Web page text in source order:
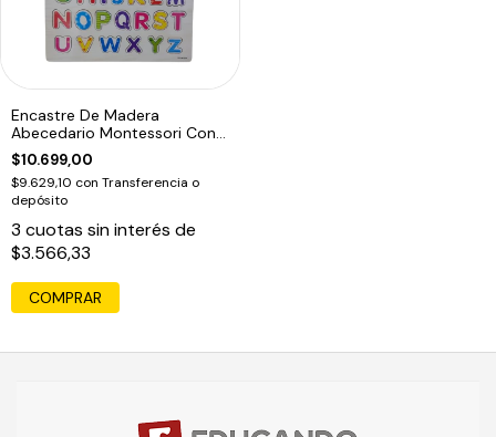
Encastre De Madera
Abecedario Montessori Con
26 Letras
$10.699,00
$9.629,10 con Transferencia o
depósito
3 cuotas sin interés de
$3.566,33
COMPRAR